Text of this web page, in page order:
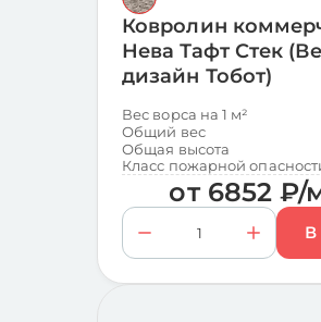
Ковролин
Нева Тафт Стек
дизайн Тобот)
Вес ворса на 1 м²
Общий вес
Общая высота
Класс пожарной
от 6852 ₽/